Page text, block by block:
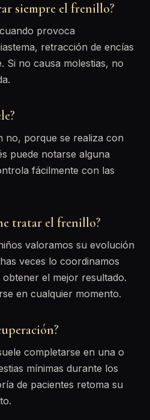
siempre el frenillo?
provoca
retracción de encías
Si no causa molestias, no
no, porque se realiza con
puede notarse alguna
fácilmente con las
tratar el frenillo?
valoramos su evolución
veces lo coordinamos
el mejor resultado.
en cualquier momento.
completarse en una o
mínimas durante los
de pacientes retoma su